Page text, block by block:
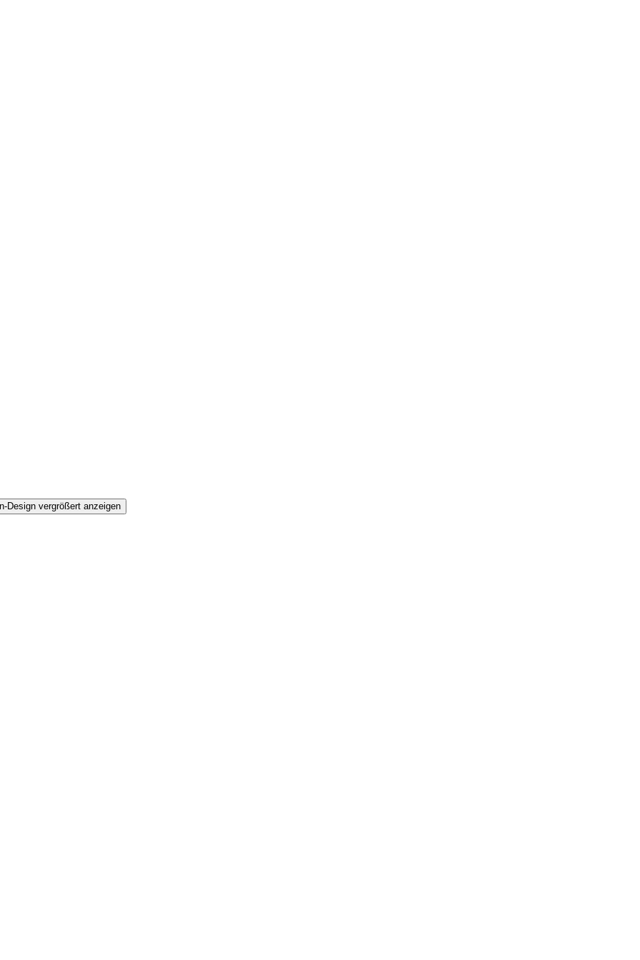
Design vergrößert anzeigen